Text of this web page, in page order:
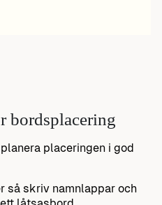
bordsplacering
placeringen i god
så skriv namnlappar och